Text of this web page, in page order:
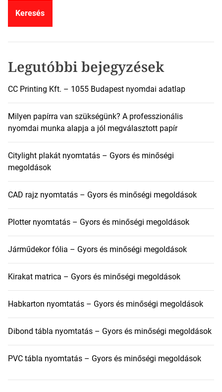
Legutóbbi bejegyzések
CC Printing Kft. – 1055 Budapest nyomdai adatlap
Milyen papírra van szükségünk? A professzionális
nyomdai munka alapja a jól megválasztott papír
Citylight plakát nyomtatás – Gyors és minőségi
megoldások
CAD rajz nyomtatás – Gyors és minőségi megoldások
Plotter nyomtatás – Gyors és minőségi megoldások
Járműdekor fólia – Gyors és minőségi megoldások
Kirakat matrica – Gyors és minőségi megoldások
Habkarton nyomtatás – Gyors és minőségi megoldások
Dibond tábla nyomtatás – Gyors és minőségi megoldások
PVC tábla nyomtatás – Gyors és minőségi megoldások